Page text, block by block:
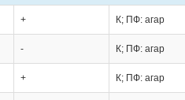
+ К; ПФ: агар
- К; ПФ: агар
+ К; ПФ: агар